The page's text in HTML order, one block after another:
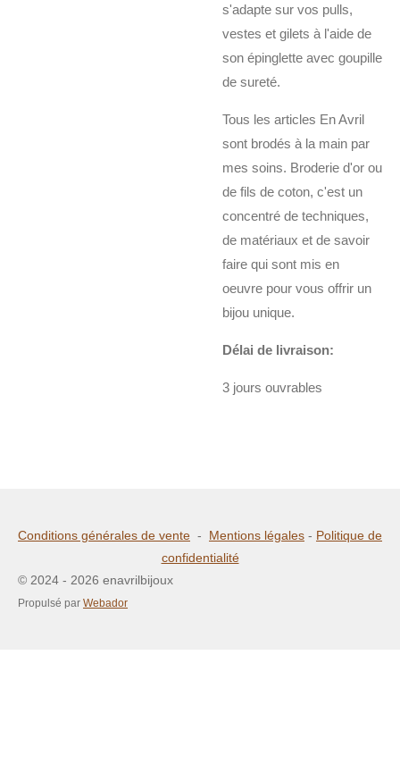
s'adapte sur vos pulls,
vestes et gilets à l'aide de
son épinglette avec goupille
de sureté.
Tous les articles En Avril
sont brodés à la main par
mes soins. Broderie d'or ou
de fils de coton, c'est un
concentré de techniques,
de matériaux et de savoir
faire qui sont mis en
oeuvre pour vous offrir un
bijou unique.
Délai de livraison:
3 jours ouvrables
Conditions générales de vente - Mentions légales - Politique de
confidentialité
© 2024 - 2026 enavrilbijoux
Propulsé par Webador